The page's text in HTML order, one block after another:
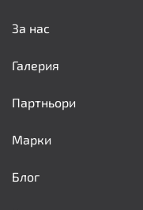
За нас
Галерия
Партньори
Марки
Блог